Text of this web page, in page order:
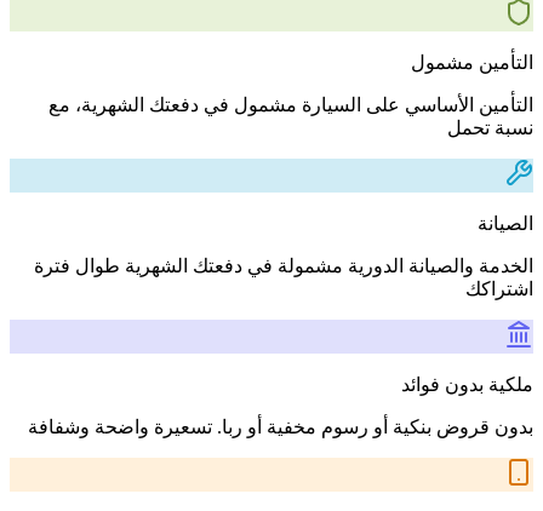
التأمين مشمول
التأمين الأساسي على السيارة مشمول في دفعتك الشهرية، مع
نسبة تحمل
الصيانة
الخدمة والصيانة الدورية مشمولة في دفعتك الشهرية طوال فترة
اشتراكك
ملكية بدون فوائد
بدون قروض بنكية أو رسوم مخفية أو ربا. تسعيرة واضحة وشفافة